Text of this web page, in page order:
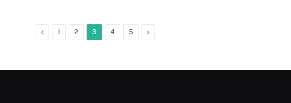
Previous
1 2 3 4 5 Next